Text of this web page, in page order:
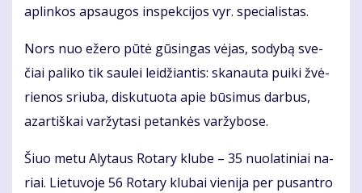
ap­lin­kos ap­sau­gos ins­pek­ci­jos vyr. spe­cia­lis­tas.
Nors nuo eže­ro pū­tė gū­sin­gas vė­jas, so­dy­bą sve­
čiai pa­li­ko tik sau­lei lei­džian­tis: ska­nau­ta pui­ki žvė­
rie­nos sriu­ba, dis­ku­tuo­ta apie bū­si­mus dar­bus,
azar­tiš­kai var­žy­ta­si pe­tan­kės var­žy­bo­se.
Šiuo me­tu Aly­taus Ro­ta­ry klu­be – 35 nuo­la­ti­niai na­
riai. Lie­tu­vo­je 56 Ro­ta­ry klu­bai vie­ni­ja per pus­an­tro